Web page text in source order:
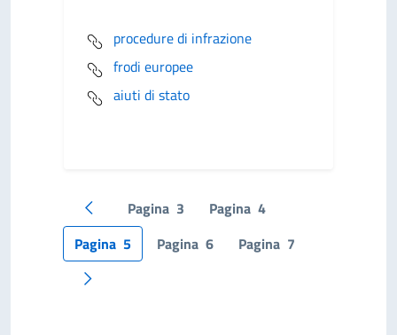
procedure di infrazione
frodi europee
aiuti di stato
Pagina precedente
Pagina 3 Pagina 4
Pagina 5 Pagina 6 Pagina 7
Pagina successiva